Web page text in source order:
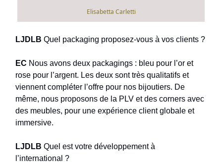
Elisabetta Carletti
LJDLB Quel packaging proposez-vous à vos clients ?
EC Nous avons deux packagings : bleu pour l’or et
rose pour l’argent. Les deux sont très qualitatifs et
viennent compléter l’offre pour nos bijoutiers. De
même, nous proposons de la PLV et des corners avec
des meubles, pour une expérience client globale et
immersive.
LJDLB Quel est votre développement à
l’international ?